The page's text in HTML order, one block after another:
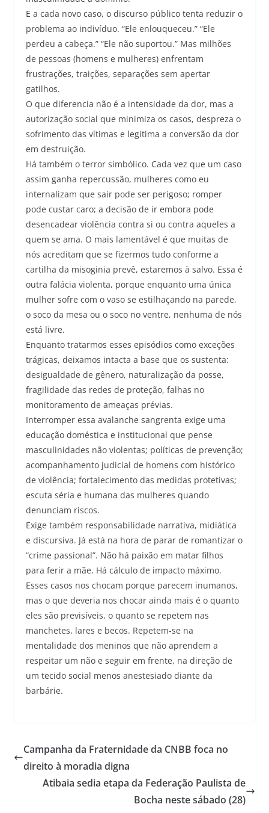
E a cada novo caso, o discurso público tenta reduzir o
problema ao indivíduo. “Ele enlouqueceu.” “Ele
perdeu a cabeça.” “Ele não suportou.” Mas milhões
de pessoas (homens e mulheres) enfrentam
frustrações, traições, separações sem apertar
gatilhos.
O que diferencia não é a intensidade da dor, mas a
autorização social que minimiza os casos, despreza o
sofrimento das vítimas e legitima a conversão da dor
em destruição.
Há também o terror simbólico. Cada vez que um caso
assim ganha repercussão, mulheres como eu
internalizam que sair pode ser perigoso; romper
pode custar caro; a decisão de ir embora pode
desencadear violência contra si ou contra aqueles a
quem se ama. O mais lamentável é que muitas de
nós acreditam que se fizermos tudo conforme a
cartilha da misoginia prevê, estaremos à salvo. Essa é
outra falácia violenta, porque enquanto uma única
mulher sofre com o vaso se estilhaçando na parede,
o soco da mesa ou o soco no ventre, nenhuma de nós
está livre.
Enquanto tratarmos esses episódios como exceções
trágicas, deixamos intacta a base que os sustenta:
desigualdade de gênero, naturalização da posse,
fragilidade das redes de proteção, falhas no
monitoramento de ameaças prévias.
Interromper essa avalanche sangrenta exige uma
educação doméstica e institucional que pense
masculinidades não violentas; políticas de prevenção;
acompanhamento judicial de homens com histórico
de violência; fortalecimento das medidas protetivas;
escuta séria e humana das mulheres quando
denunciam riscos.
Exige também responsabilidade narrativa, midiática
e discursiva. Já está na hora de parar de romantizar o
“crime passional”. Não há paixão em matar filhos
para ferir a mãe. Há cálculo de impacto máximo.
Esses casos nos chocam porque parecem inumanos,
mas o que deveria nos chocar ainda mais é o quanto
eles são previsíveis, o quanto se repetem nas
manchetes, lares e becos. Repetem-se na
mentalidade dos meninos que não aprendem a
respeitar um não e seguir em frente, na direção de
um tecido social menos anestesiado diante da
barbárie.
Campanha da Fraternidade da CNBB foca no
direito à moradia digna
Atibaia sedia etapa da Federação Paulista de
Bocha neste sábado (28)